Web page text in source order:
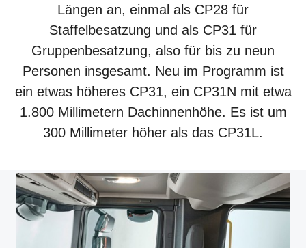
Längen an, einmal als CP28 für
Staffelbesatzung und als CP31 für
Gruppenbesatzung, also für bis zu neun
Personen insgesamt. Neu im Programm ist
ein etwas höheres CP31, ein CP31N mit etwa
1.800 Millimetern Dachinnenhöhe. Es ist um
300 Millimeter höher als das CP31L.